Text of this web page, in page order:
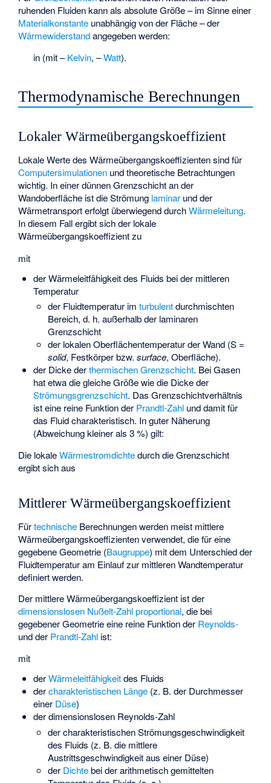
ruhenden Fluiden kann als absolute Größe – im Sinne einer
Materialkonstante unabhängig von der Fläche – der
Wärmewiderstand angegeben werden:
in (mit–Kelvin, –Watt).
Thermodynamische Berechnungen
Lokaler Wärmeübergangskoeffizient
Lokale Wertedes Wärmeübergangskoeffizienten sind für
Computersimulationen und theoretische Betrachtungen
wichtig. In einer dünnen Grenzschicht an der
Wandoberfläche ist die Strömung laminar und der
Wärmetransport erfolgt überwiegend durchWärmeleitung.
In diesem Fall ergibt sich der lokale
Wärmeübergangskoeffizient zu
mit
der Wärmeleitfähigkeitdes Fluids bei der mittleren
Temperatur
der Fluidtemperatur imturbulentdurchmischten
Bereich, d. h. außerhalb der laminaren
Grenzschicht
der lokalen Oberflächentemperaturder Wand (S =
solid, Festkörper bzw.surface, Oberfläche).
der Dickederthermischen Grenzschicht. Bei Gasen
hatetwa die gleiche Größe wie die Dickeder
Strömungsgrenzschicht. Das Grenzschichtverhältnis
ist eine reine Funktion der Prandtl-Zahlund damit für
das Fluid charakteristisch. In guter Näherung
(Abweichung kleiner als 3 %) gilt:
Die lokaleWärmestromdichte durch die Grenzschicht
ergibt sich aus
Mittlerer Wärmeübergangskoeffizient
Fürtechnische Berechnungen werden meist mittlere
Wärmeübergangskoeffizienten verwendet, die für eine
gegebene Geometrie (Baugruppe) mit dem Unterschied der
Fluidtemperatur am Einlauf zur mittleren Wandtemperatur
definiert werden.
Der mittlere Wärmeübergangskoeffizient ist der
dimensionslosen Nußelt-Zahl proportional, die bei
gegebener Geometrie eine reine Funktion der Reynolds-
und der Prandtl-Zahl ist:
mit
derWärmeleitfähigkeit des Fluids
dercharakteristischen Länge (z. B. der Durchmesser
einer Düse)
der dimensionslosen Reynolds-Zahl
der charakteristischen Strömungsgeschwindigkeit
des Fluids (z. B. die mittlere
Austrittsgeschwindigkeit aus einer Düse)
der Dichtebei der arithmetisch gemittelten